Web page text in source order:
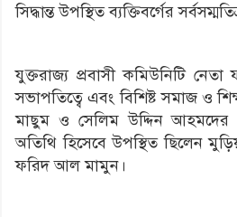
সিদ্ধান্ত উপস্থিত ব্যক্তিবর্গের
যুক্তরাজ্য প্রবাসী কমিউনিটি
সভাপতিত্বে এবং বিশিষ্ট সমাজ ও
মাছুম ও সেলিম উদ্দিন আহমদের
অতিথি হিসেবে উপস্থিত ছিলেন
ফরিদ আল মামুন।